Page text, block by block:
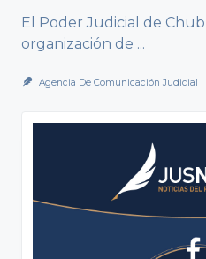
El Poder Judicial de
organización de ...
Agencia De Comunicación Judicial